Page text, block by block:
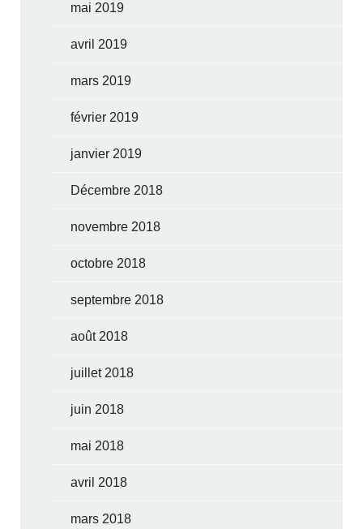
mai 2019
avril 2019
mars 2019
février 2019
janvier 2019
Décembre 2018
novembre 2018
octobre 2018
septembre 2018
août 2018
juillet 2018
juin 2018
mai 2018
avril 2018
mars 2018